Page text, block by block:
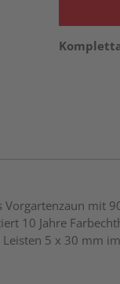
mit
10 Jahre
5 x 30 mm